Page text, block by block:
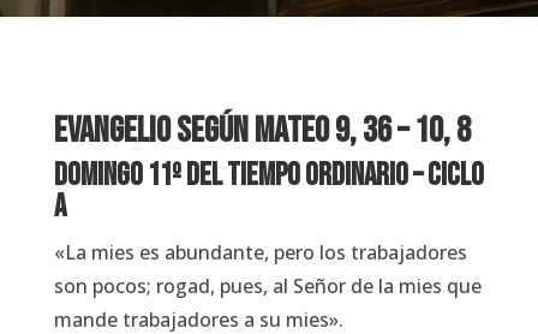
EVANGELIO SEGÚNMateo 9, 36 – 10, 8
Domingo 11º del Tiempo Ordinario – Ciclo
A
«La mies es abundante, pero los trabajadores
son pocos; rogad, pues, al Señor de la mies que
mande trabajadores a su mies».